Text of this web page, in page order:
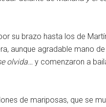
su brazo hasta los de
aunque agradable mano
olvida… y comenzaron a
de mariposas, que se